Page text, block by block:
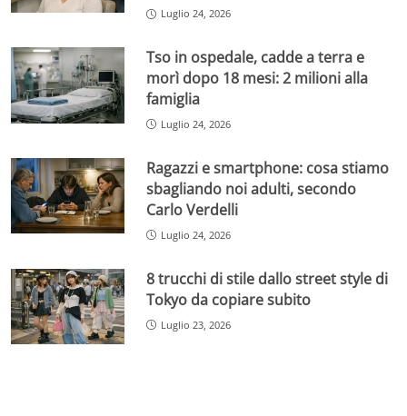
Luglio 24, 2026
Tso in ospedale, cadde a terra e
morì dopo 18 mesi: 2 milioni alla
famiglia
Luglio 24, 2026
Ragazzi e smartphone: cosa stiamo
sbagliando noi adulti, secondo
Carlo Verdelli
Luglio 24, 2026
8 trucchi di stile dallo street style di
Tokyo da copiare subito
Luglio 23, 2026